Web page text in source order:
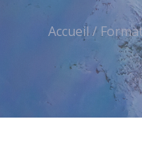
Accueil/